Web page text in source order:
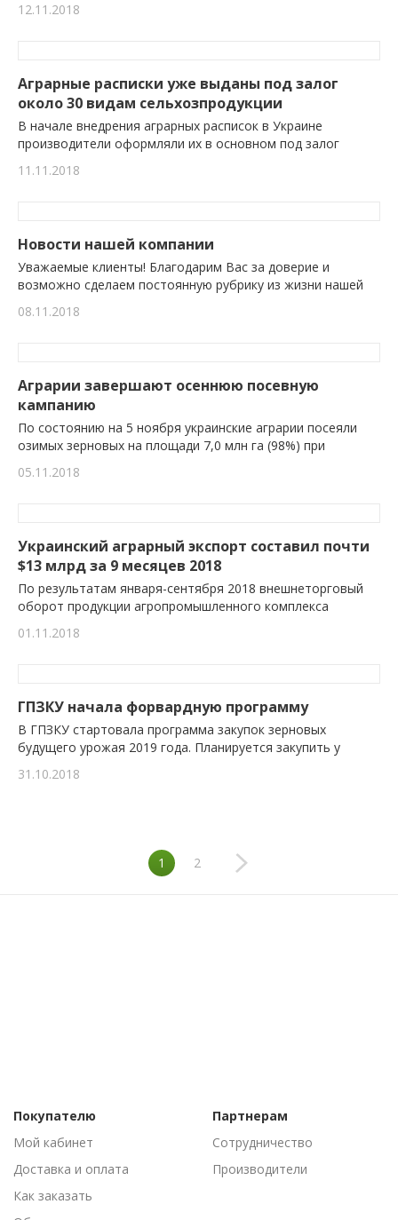
12.11.2018
Аграрные расписки уже выданы под залог
около 30 видам сельхозпродукции
В начале внедрения аграрных расписок в Украине
производители оформляли их в основном под залог
11.11.2018
Новости нашей компании
Уважаемые клиенты! Благодарим Вас за доверие и
возможно сделаем постоянную рубрику из жизни нашей
08.11.2018
Аграрии завершают осеннюю посевную
кампанию
По состоянию на 5 ноября украинские аграрии посеяли
озимых зерновых на площади 7,0 млн га (98%) при
05.11.2018
Украинский аграрный экспорт составил почти
$13 млрд за 9 месяцев 2018
По результатам января-сентября 2018 внешнеторговый
оборот продукции агропромышленного комплекса
01.11.2018
ГПЗКУ начала форвардную программу
В ГПЗКУ стартовала программа закупок зерновых
будущего урожая 2019 года. Планируется закупить у
31.10.2018
1 2
Покупателю
Мой кабинет
Доставка и оплата
Как заказать
Партнерам
Сотрудничество
Производители